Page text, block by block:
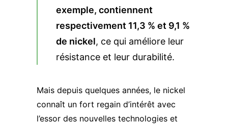
exemple, contiennent
respectivement 11,3 % et 9,1 %
de nickel, ce qui améliore leur
résistance et leur durabilité.
Mais depuis quelques années, le nickel
connaît un fort regain d’intérêt avec
l’essor des nouvelles technologies et